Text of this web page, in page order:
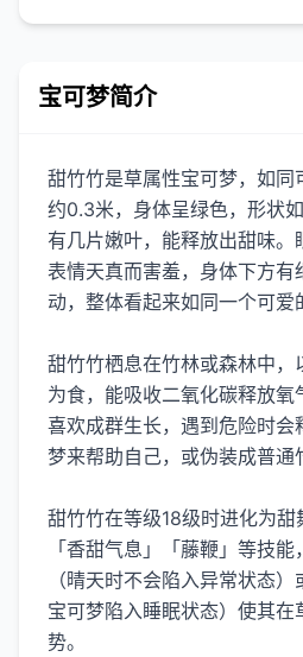
宝可梦简介
甜竹竹是草属性宝可梦，如同
约0.3米，身体呈绿色，形状
有几片嫩叶，能释放出甜味。
表情天真而害羞，身体下方有
动，整体看起来如同一个可爱
甜竹竹栖息在竹林或森林中，
为食，能吸收二氧化碳释放氧
喜欢成群生长，遇到危险时会
梦来帮助自己，或伪装成普通
甜竹竹在等级18级时进化为甜
「香甜气息」「藤鞭」等技能
（晴天时不会陷入异常状态
宝可梦陷入睡眠状态）使其在
势。